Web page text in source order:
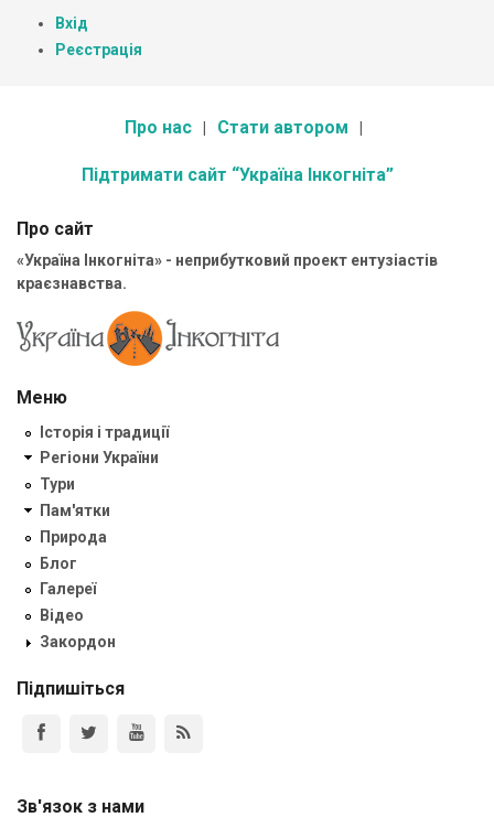
Вхід
Реєстрація
Про нас Стати автором
Підтримати сайт “Україна Інкогніта”
Про сайт
«Україна Інкогніта» - неприбутковий проект ентузіастів
краєзнавства.
Меню
Історія і традиції
Регіони України
Тури
Пам'ятки
Природа
Блог
Галереї
Відео
Закордон
Підпишіться
Зв'язок з нами